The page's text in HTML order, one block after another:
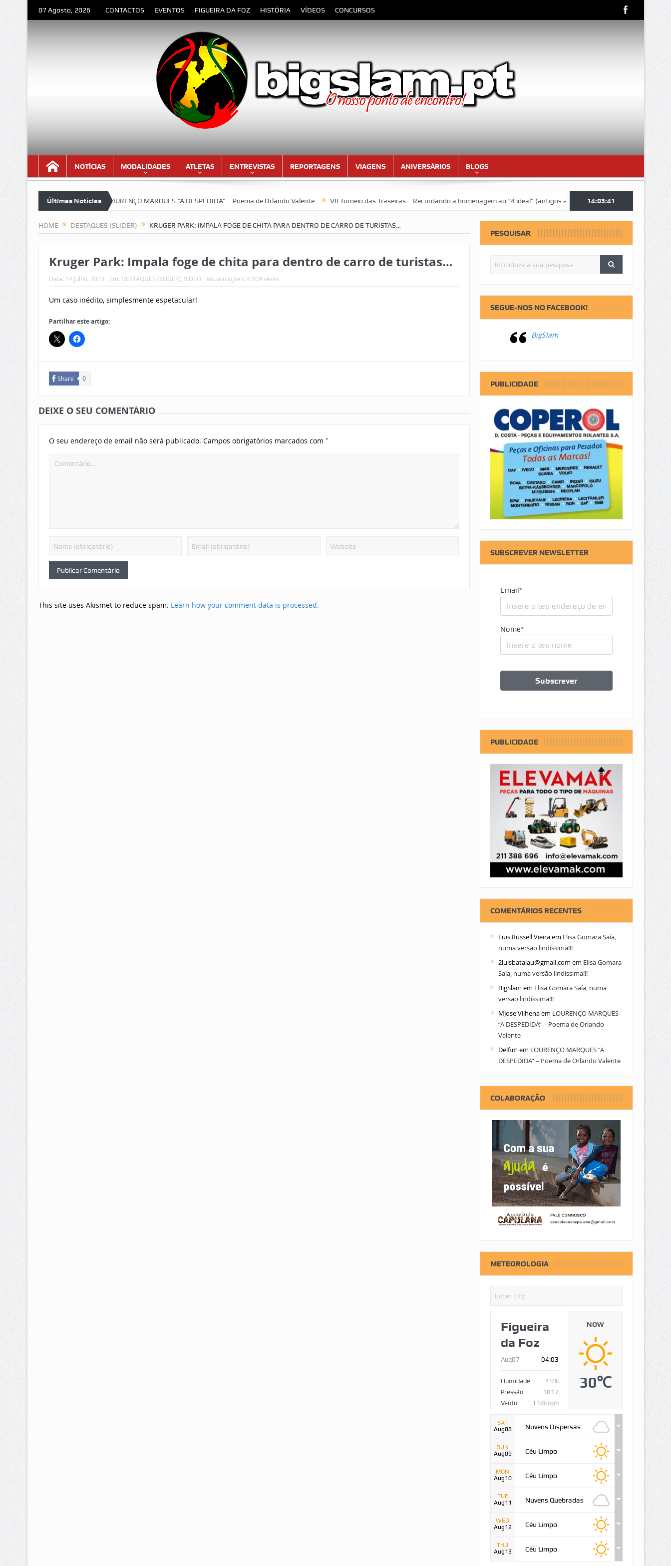
07 Agosto, 2026 CONTACTOS EVENTOS FIGUEIRA DA FOZ HISTÓRIA VÍDEOS CONCURSOS
NOTÍCIAS MODALIDADES ATLETAS ENTREVISTAS REPORTAGENS VIAGENS ANIVERSÁRIOS BLOGS
Últimas Notícias
versão lindíssima!!! LOURENÇO MARQUES “A DESPEDIDA” – Poema de Orlando Valente VII Torneio das Traseiras – Recordando a homenagem ao “4 ideal” (antigos atletas “moçambicanos” do GCF da época
14:03:42
HOME DESTAQUES (SLIDER) KRUGER PARK: IMPALA FOGE DE CHITA PARA DENTRO DE CARRO DE TURISTAS…
Kruger Park: Impala foge de chita para dentro de carro de turistas…
Data: 14 Julho, 2013 Em: DESTAQUES (SLIDER) VIDEO Visualizações: 4.109 vezes
Um caso inédito, simplesmente espetacular!
Partilhar este artigo:
Share 0
DEIXE O SEU COMENTÁRIO
O seu endereço de email não será publicado. Campos obrigatórios marcados com *
This site uses Akismet to reduce spam. Learn how your comment data is processed.
PESQUISAR
SEGUE-NOS NO FACEBOOK!
BigSlam
PUBLICIDADE
SUBSCREVER NEWSLETTER
Email*
Nome*
PUBLICIDADE
COMENTÁRIOS RECENTES
Luis Russell Vieiraem Elisa Gomara Saía,
numa versão lindíssima!!!
2luisbatalau@gmail.com em Elisa Gomara
Saía, numa versão lindíssima!!!
BigSlam em Elisa Gomara Saía, numa
versão lindíssima!!!
MJose Vilhenaem LOURENÇO MARQUES
“A DESPEDIDA” – Poema de Orlando
Valente
Delfim em LOURENÇO MARQUES “A
DESPEDIDA” – Poema de Orlando Valente
COLABORAÇÃO
METEOROLOGIA
Figueira
da Foz
Aug07 04:03
Humidade
45%
Pressão
1017
Vento
3.58mph
NOW
30℃
SAT
Aug08
Nuvens Dispersas
SUN
Aug09
Céu Limpo
MON
Aug10
Céu Limpo
TUE
Aug11
Nuvens Quebradas
WED
Aug12
Céu Limpo
THU
Aug13
Céu Limpo